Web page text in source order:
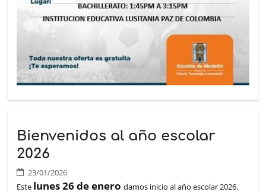
Bienvenidos al año escolar
2026
23/01/2026
Este lunes 26 de enero damos inicio al año escolar 2026.